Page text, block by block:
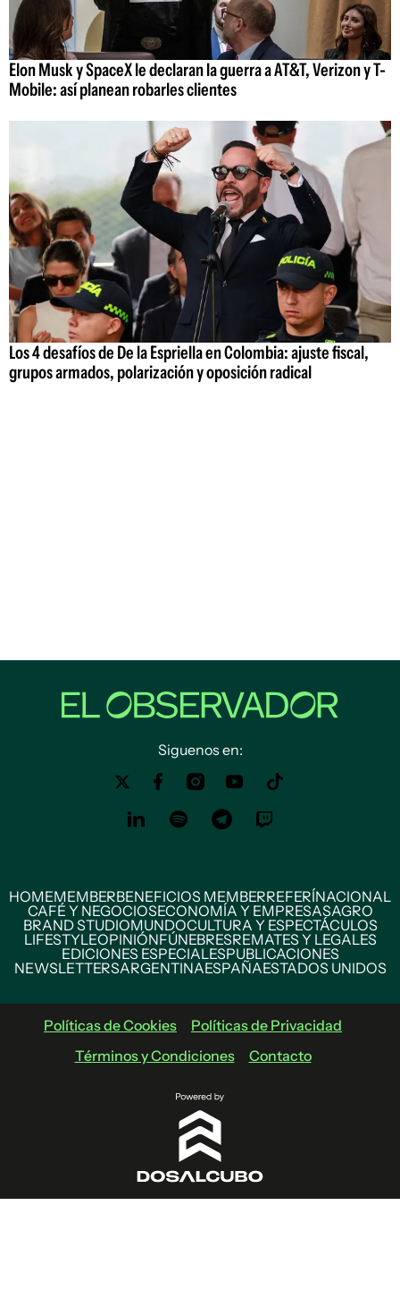
Elon Musk y SpaceX le declaran la guerra a AT&T, Verizon y T-
Mobile: así planean robarles clientes
Los 4 desafíos de De la Espriella en Colombia: ajuste fiscal,
grupos armados, polarización y oposición radical
Siguenos en:
HOMEMEMBERBENEFICIOS MEMBERREFERÍNACIONAL
CAFÉ Y NEGOCIOSECONOMÍA Y EMPRESASAGRO
BRAND STUDIOMUNDOCULTURA Y ESPECTÁCULOS
LIFESTYLEOPINIÓNFÚNEBRESREMATES Y LEGALES
EDICIONES ESPECIALESPUBLICACIONES
NEWSLETTERSARGENTINAESPAÑAESTADOS UNIDOS
Políticas de Cookies
Políticas de Privacidad
Términos y Condiciones
Contacto